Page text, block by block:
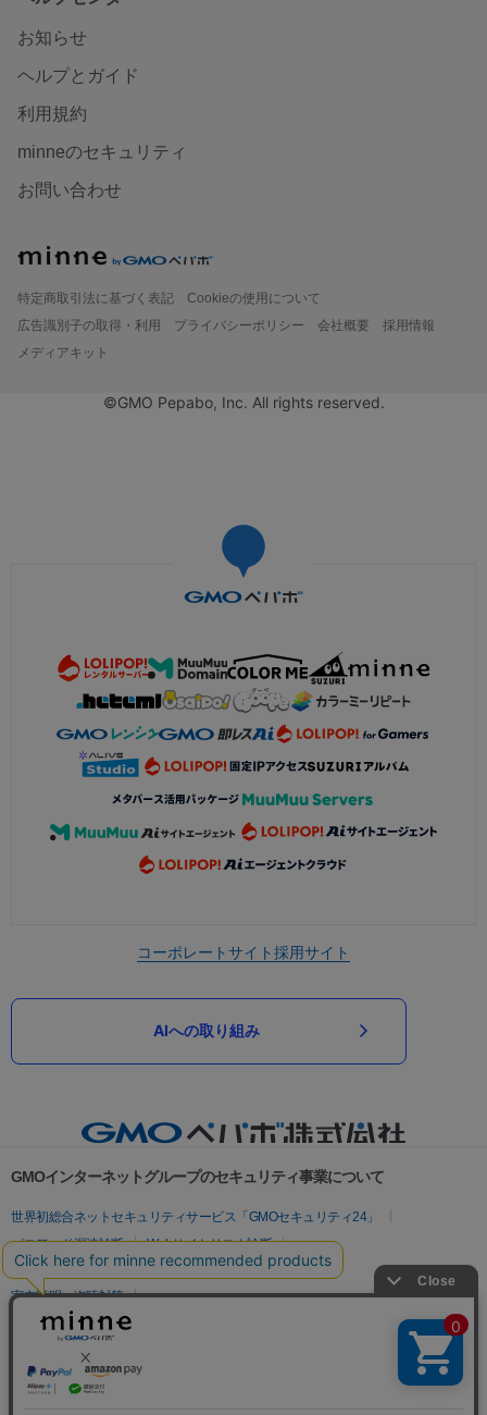
お知らせ
ヘルプとガイド
利用規約
minneのセキュリティ
お問い合わせ
特定商取引法に基づく表記
Cookieの使用について
広告識別子の取得・利用
プライバシーポリシー 会社概要
採用情報
メディアキット
©GMO Pepabo, Inc. All rights reserved.
コーポレートサイト採用サイト
AIへの取り組み
GMOインターネットグループのセキュリティ事業について
世界初総合ネットセキュリティサービス「GMOセキュリティ24」
パスワード漏洩診断
Webサイトリスク診断
セキュリティ相談AIチャットボット
実在証明・盗聴対策
サイバー攻撃対策（GMOサイバーセキュリティ byイエラエ）
サイバー攻撃対策（GMO Flatt Security）
セキュリティ事業の軌跡